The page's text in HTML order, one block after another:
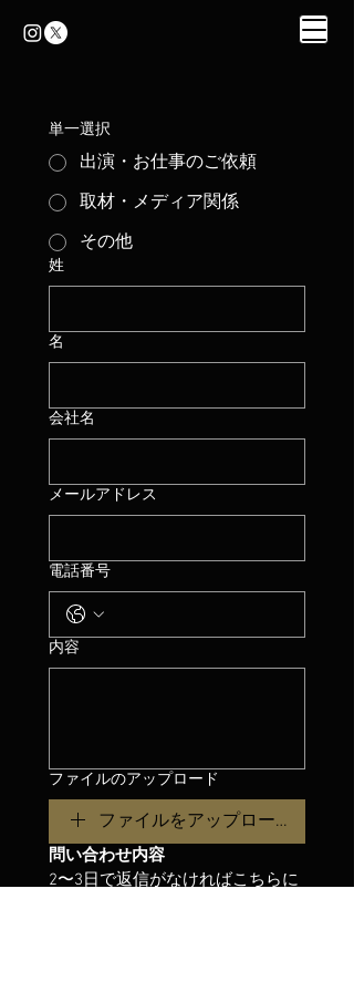
単一選択
出演・お仕事のご依頼
取材・メディア関係
その他
姓
名
会社名
メールアドレス
電話番号
内容
ファイルのアップロード
ファイルをアップロード
問い合わせ内容
2〜3日で返信がなければこちらに